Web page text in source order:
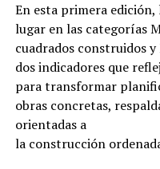
En esta primera
lugar en las categorías
cuadrados construidos
dos indicadores que
para transformar
obras concretas,
orientadas a
la construcción